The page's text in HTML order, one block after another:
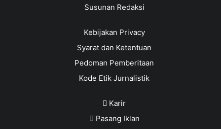
Susunan Redaksi
Kebijakan Privacy
Syarat dan Ketentuan
Pedoman Pemberitaan
Kode Etik Jurnalistik
Karir
Pasang Iklan